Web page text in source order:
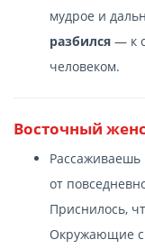
мудрое и
разбился — к
человеком.
Восточный
Рассаживаешь
от
Приснилось,
Окружающие